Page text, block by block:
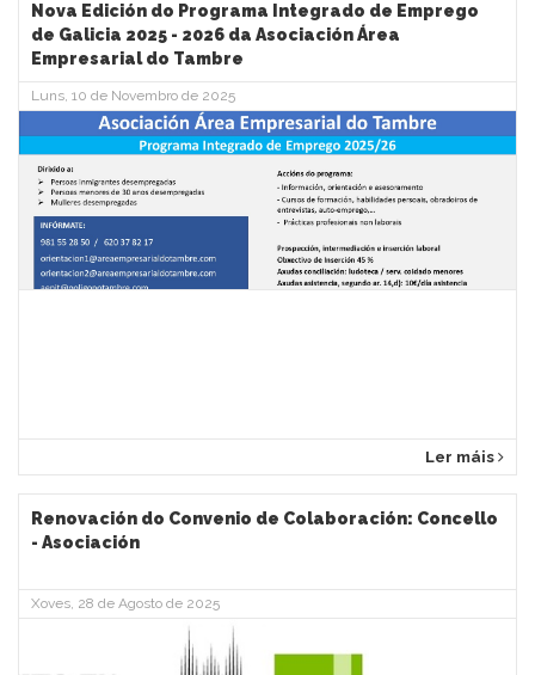
Nova Edición do Programa Integrado de Emprego
de Galicia 2025 - 2026 da Asociación Área
Empresarial do Tambre
Luns, 10 de Novembro de 2025
Ler máis
Renovación do Convenio de Colaboración: Concello
- Asociación
Xoves, 28 de Agosto de 2025